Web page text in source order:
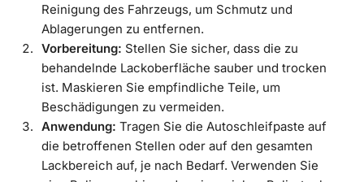
Reinigung des Fahrzeugs, um Schmutz und
Ablagerungen zu entfernen.
Vorbereitung: Stellen Sie sicher, dass die zu
behandelnde Lackoberfläche sauber und trocken
ist. Maskieren Sie empfindliche Teile, um
Beschädigungen zu vermeiden.
Anwendung: Tragen Sie die Autoschleifpaste auf
die betroffenen Stellen oder auf den gesamten
Lackbereich auf, je nach Bedarf. Verwenden Sie